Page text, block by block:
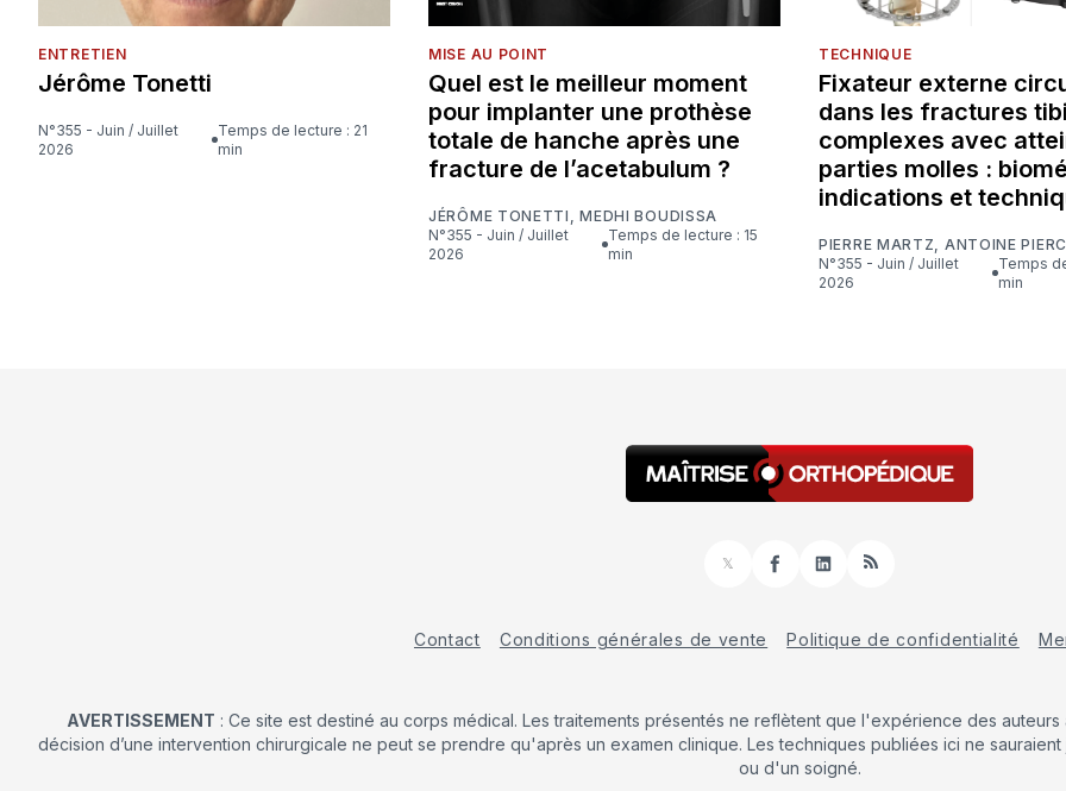
ENTRETIEN
Jérôme Tonetti
N°355 - Juin / Juillet
2026
Temps de lecture : 21
min
MISE AU POINT
Quel est le meilleur moment
pour implanter une prothèse
totale de hanche après une
fracture de l’acetabulum ?
JÉRÔME TONETTI ,MEDHI BOUDISSA
N°355 - Juin / Juillet
2026
Temps de lecture : 15
min
TECHNIQUE
Fixateur externe
dans les fractures
complexes avec
parties molles :
indications et
PIERRE MARTZ
ANTOINE
N°355 - Juin / Juillet
2026
Temps de lecture : 16
min
𝕏
FacebookLinkedInRSS
Contact Conditions générales de vente Politique de confidentialité
AVERTISSEMENT : Ce site est destiné au corps médical. Les traitements présentés ne reflètent que l'expérience des
décision d’une intervention chirurgicale ne peut se prendre qu'après un examen clinique. Les techniques publiées ici ne
ou d'un soigné.